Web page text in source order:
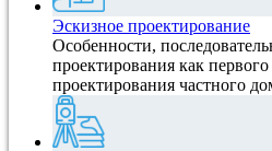
Эскизное проектирование
Особенности,
проектирования как
проектирования частного